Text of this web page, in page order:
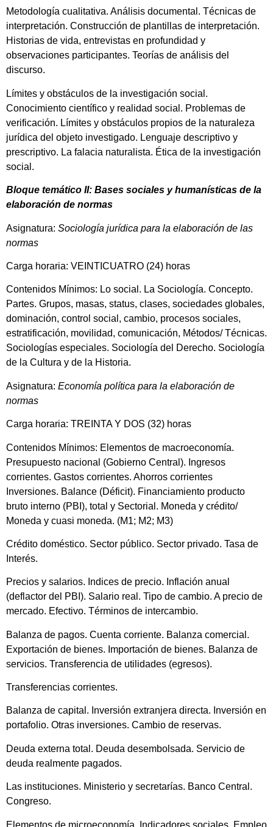
Metodología cualitativa. Análisis documental. Técnicas de
interpretación. Construcción de plantillas de interpretación.
Historias de vida, entrevistas en profundidad y
observaciones participantes. Teorías de análisis del
discurso.
Límites y obstáculos de la investigación social.
Conocimiento científico y realidad social. Problemas de
verificación. Límites y obstáculos propios de la naturaleza
jurídica del objeto investigado. Lenguaje descriptivo y
prescriptivo. La falacia naturalista. Ética de la investigación
social.
Bloque temático II: Bases sociales y humanísticas de la
elaboración de normas
Asignatura: Sociología jurídica para la elaboración de las
normas
Carga horaria: VEINTICUATRO (24) horas
Contenidos Mínimos: Lo social. La Sociología. Concepto.
Partes. Grupos, masas, status, clases, sociedades globales,
dominación, control social, cambio, procesos sociales,
estratificación, movilidad, comunicación, Métodos/ Técnicas.
Sociologías especiales. Sociología del Derecho. Sociología
de la Cultura y de la Historia.
Asignatura: Economía política para la elaboración de
normas
Carga horaria: TREINTA Y DOS (32) horas
Contenidos Mínimos: Elementos de macroeconomía.
Presupuesto nacional (Gobierno Central). Ingresos
corrientes. Gastos corrientes. Ahorros corrientes
Inversiones. Balance (Déficit). Financiamiento producto
bruto interno (PBI), total y Sectorial. Moneda y crédito/
Moneda y cuasi moneda. (M1; M2; M3)
Crédito doméstico. Sector público. Sector privado. Tasa de
Interés.
Precios y salarios. Indices de precio. Inflación anual
(deflactor del PBI). Salario real. Tipo de cambio. A precio de
mercado. Efectivo. Términos de intercambio.
Balanza de pagos. Cuenta corriente. Balanza comercial.
Exportación de bienes. Importación de bienes. Balanza de
servicios. Transferencia de utilidades (egresos).
Transferencias corrientes.
Balanza de capital. Inversión extranjera directa. Inversión en
portafolio. Otras inversiones. Cambio de reservas.
Deuda externa total. Deuda desembolsada. Servicio de
deuda realmente pagados.
Las instituciones. Ministerio y secretarías. Banco Central.
Congreso.
Elementos de microeconomía. Indicadores sociales. Empleo